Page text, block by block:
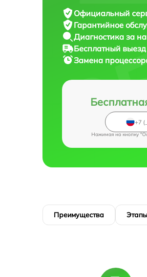
Официальный
Гарантийное
Диагностика за
Бесплатный
Замена
Нажимая на кнопку
Преимущества